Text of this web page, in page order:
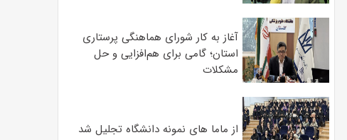
آغاز به کار شورای هماهنگی پرستاری
استان؛ گامی برای هم‌افزایی و حل
مشکلات
از ماما های نمونه دانشگاه تجلیل شد